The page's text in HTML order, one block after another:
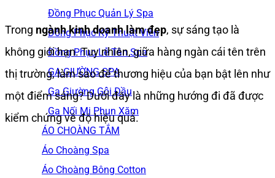
Đồng Phục Quản Lý Spa
Đồng Phục Kỹ Thuật Viên
Đồng Phục Lễ Tân Spa
GA GIƯỜNG SPA
Ga Giường Gội Đầu
Ga Nối Mi Phun Xăm
ÁO CHOÀNG TẮM
Áo Choàng Spa
Áo Choàng Bông Cotton
Trong ngành kinh doanh làm đẹp, sự sáng tạo là
không giới hạn. Tuy nhiên, giữa hàng ngàn cái tên trên
thị trường, làm sao để thương hiệu của bạn bật lên như
một điểm sáng? Dưới đây là những hướng đi đã được
kiểm chứng về độ hiệu quả.